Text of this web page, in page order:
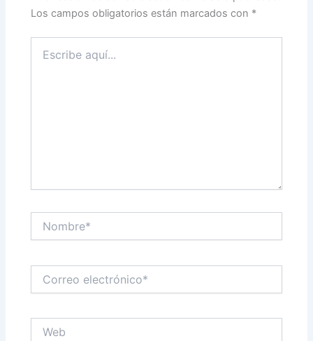
Los campos obligatorios están marcados con *
aquí...
electrónico*